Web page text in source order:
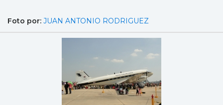
Foto por: JUAN ANTONIO RODRIGUEZ